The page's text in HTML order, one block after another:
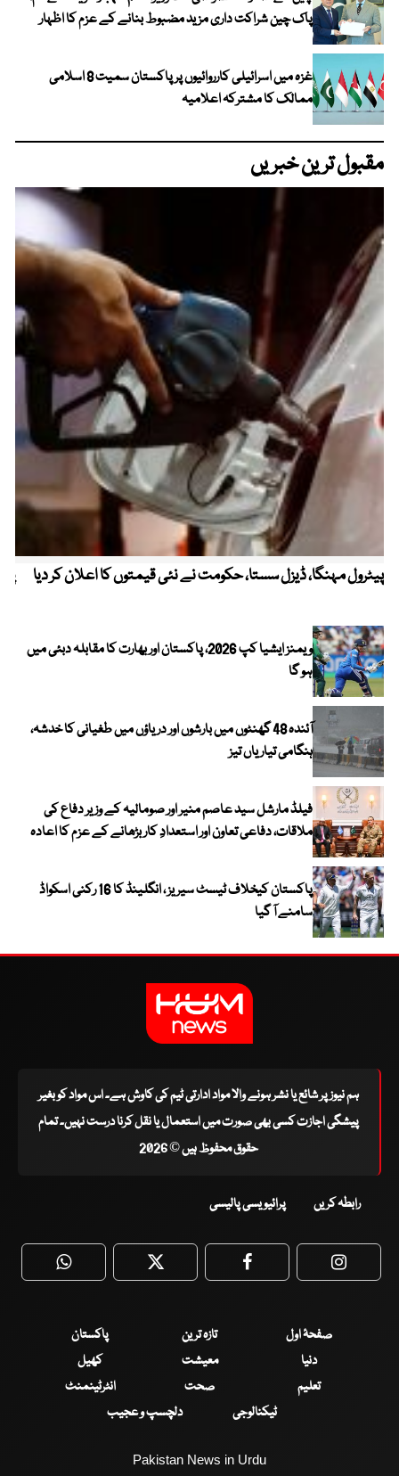
پاک چین شراکت داری مزید مضبوط بنانے کے عزم کا اظہار
غزہ میں اسرائیلی کارروائیوں پر پاکستان سمیت 8 اسلامی
ممالک کا مشترکہ اعلامیہ
مقبول ترین خبریں
پیٹرول مہنگا، ڈیزل سستا، حکومت نے نئی قیمتوں کا اعلان کر دیا
ویمنز ایشیا کپ 2026، پاکستان اور بھارت کا مقابلہ دبئی میں
ہو گا
آئندہ 48 گھنٹوں میں بارشوں اور دریاؤں میں طغیانی کا خدشہ،
ہنگامی تیاریاں تیز
فیلڈ مارشل سید عاصم منیر اور صومالیہ کے وزیر دفاع کی
ملاقات، دفاعی تعاون اور استعدادِ کار بڑھانے کے عزم کا اعادہ
پاکستان کیخلاف ٹیسٹ سیریز ، انگلینڈ کا 16 رکنی اسکواڈ
سامنے آ گیا
ہم نیوز پر شائع یا نشر ہونے والا مواد ادارتی ٹیم کی کاوش ہے۔ اس مواد کو بغیر
پیشگی اجازت کسی بھی صورت میں استعمال یا نقل کرنا درست نہیں۔ تمام
حقوق محفوظ ہیں © 2026
رابطہ کریں پرائیویسی پالیسی
WhatsApp Twitter Facebook
صفحۂ اول تازہ ترین
پاکستان
دنیا
معیشت
کھیل
تعلیم
صحت
انٹرٹینمنٹ
ٹیکنالوجی
دلچسپ و عجیب
Pakistan News in Urdu